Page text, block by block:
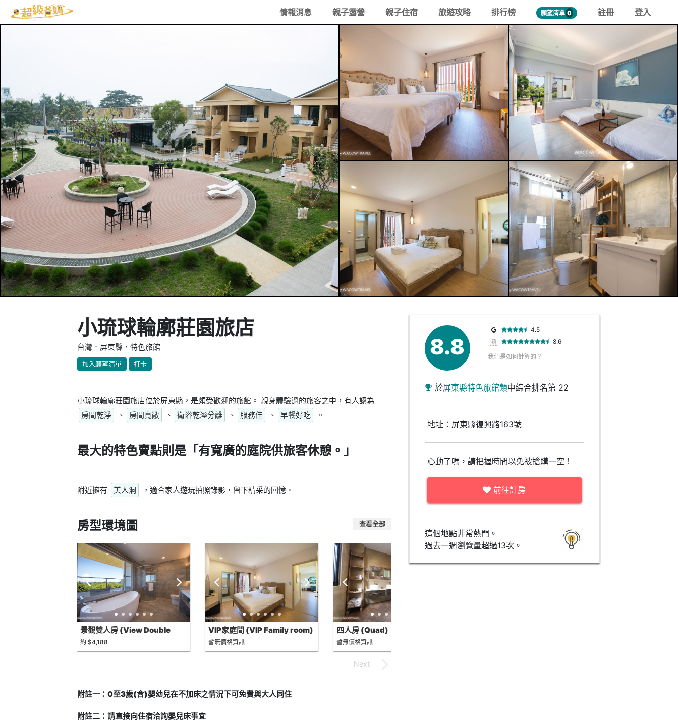
情報消息 親子露營 親子住宿 旅遊攻略 排行榜 願望清單 0 註冊 登入
小琉球輪廓莊園旅店
台灣．屏東縣．特色旅館
加入願望清單 打卡
小琉球輪廓莊園旅店位於屏東縣，是頗受歡迎的旅館。 親身體驗過的旅客之中，有人認為
房間乾淨
、 房間寬敞 、 衛浴乾溼分離 、 服務佳 、 早餐好吃 。
最大的特色賣點則是「有寬廣的庭院供旅客休憩。」
附近擁有 美人洞 ，適合家人遊玩拍照錄影，留下精采的回憶。
房型環境圖 查看全部
景觀雙人房 (View Double
Room)
約 $4,188
VIP家庭間 (VIP Family room)
暫無價格資訊
四人房 (Quad)
暫無價格資訊
附註一：0至3歲(含)嬰幼兒在不加床之情況下可免費與大人同住
附註二：請直接向住宿洽詢嬰兒床事宜
8.8
4.5
8.6
我們是如何計算的？
於屏東縣特色旅館類中綜合排名第 22
地址：屏東縣復興路163號
心動了嗎，請把握時間以免被搶購一空！
前往訂房
這個地點非常熱門。
過去一週瀏覽量超過13次。